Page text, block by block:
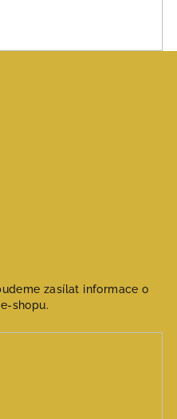
zasílat informace o
shopu.